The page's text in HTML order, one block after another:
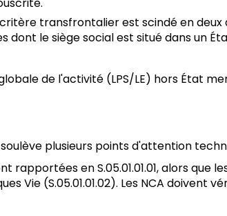
transfrontalier est scindé en deux
dont le siège social est situé dans un
de l'activité (LPS/LE) hors État
plusieurs points d'attention
rapportées en S.05.01.01.01, alors que
(S.05.01.01.02). Les NCA doivent